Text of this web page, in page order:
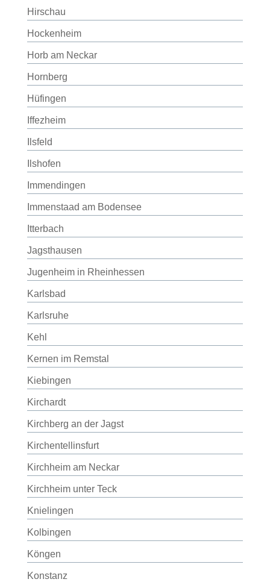
Hirschau
Hockenheim
Horb am Neckar
Hornberg
Hüfingen
Iffezheim
Ilsfeld
Ilshofen
Immendingen
Immenstaad am Bodensee
Itterbach
Jagsthausen
Jugenheim in Rheinhessen
Karlsbad
Karlsruhe
Kehl
Kernen im Remstal
Kiebingen
Kirchardt
Kirchberg an der Jagst
Kirchentellinsfurt
Kirchheim am Neckar
Kirchheim unter Teck
Knielingen
Kolbingen
Köngen
Konstanz